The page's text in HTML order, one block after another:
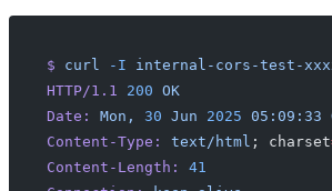
$ curl -I internal-cors-test-
HTTP/1.1 200 OK
Date:
Mon, 30 Jun 2025 05:09:33
Content-Type:
text/html ; charset
Content-Length:
41